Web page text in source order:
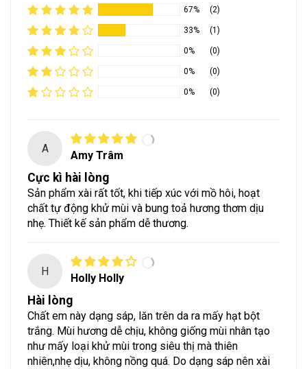
67% (2)
33% (1)
0% (0)
0% (0)
0% (0)
A
Amy Trâm
Cực kì hài lòng
Sản phẩm xài rất tốt, khi tiếp xúc với mồ hôi, hoạt
chất tự động khử mùi và bung toả hương thơm dịu
nhẹ. Thiết kế sản phẩm dễ thương.
H
Holly Holly
Hài lòng
Chất em này dạng sáp, lăn trên da ra mấy hạt bột
trắng. Mùi hương dễ chịu, không giống mùi nhân tạo
như mấy loại khử mùi trong siêu thị mà thiên
nhiên,nhẹ dịu, không nồng quá. Do dạng sáp nên xài